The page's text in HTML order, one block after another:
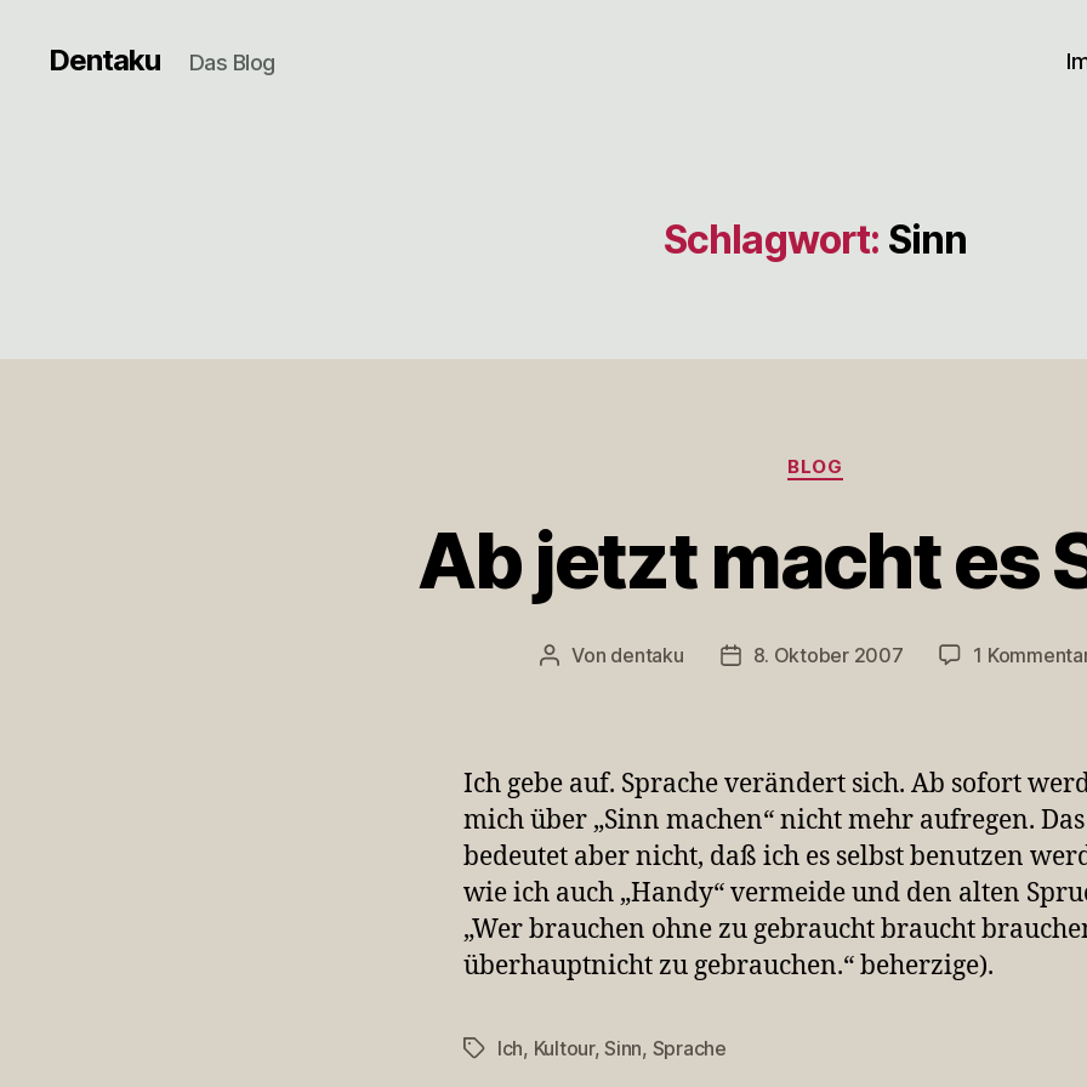
Dentaku Das Blog
Schlagwort: Sinn
Kategorien
BLOG
Ab jetzt macht es
Beitragsautor
Von dentaku Veröffentlichungsdatum
8. Oktober 2007 1
Ich gebe auf. Sprache verändert sich. Ab sofort
mich über „Sinn machen“ nicht mehr aufregen. Das
bedeutet aber nicht, daß ich es selbst benutzen
wie ich auch „Handy“ vermeide und den alten
„Wer brauchen ohne zu gebraucht braucht
überhauptnicht zu gebrauchen.“ beherzige).
Schlagwörter
Ich, Kultour,Sinn, Sprache